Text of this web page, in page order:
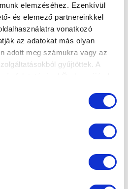
elemzéséhez. Ezenkívül
és elemező partnereinkkel
vonatkozó
az adatokat más olyan
adott meg számukra vagy az
gyűjtöttek. A
folytatásával Ön hozzájárul a
MOTIVÁCIÓT
HÁROM
a Soroksár SC otthonában 4-